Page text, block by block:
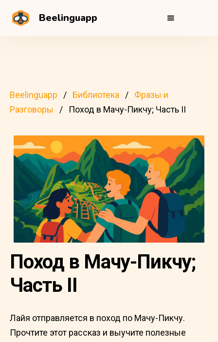
Beelinguapp
Beelinguapp Библиотека
Фразы и
Разговоры
Поход в Мачу-Пикчу; Часть II
Поход в Мачу-Пикчу;
Часть II
Лайя отправляется в поход по Мачу-Пикчу.
Прочтите этот рассказ и выучите полезные